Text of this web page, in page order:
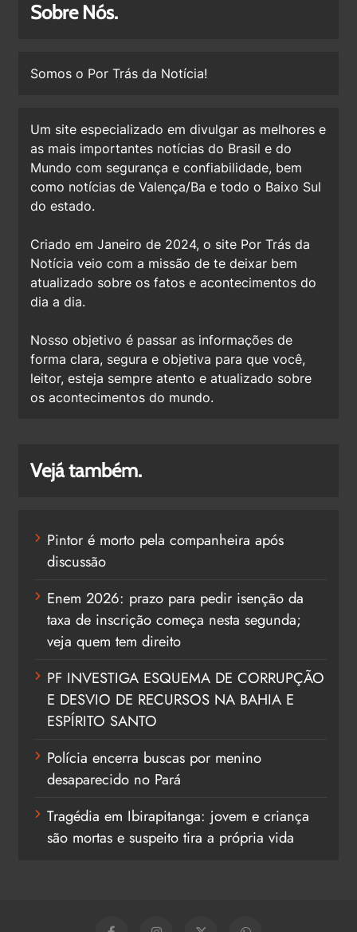
Sobre Nós.
Somos o Por Trás da Notícia!
Um site especializado em divulgar as melhores e
as mais importantes notícias do Brasil e do
Mundo com segurança e confiabilidade, bem
como notícias de Valença/Ba e todo o Baixo Sul
do estado.
Criado em Janeiro de 2024, o site Por Trás da
Notícia veio com a missão de te deixar bem
atualizado sobre os fatos e acontecimentos do
dia a dia.
Nosso objetivo é passar as informações de
forma clara, segura e objetiva para que você,
leitor, esteja sempre atento e atualizado sobre
os acontecimentos do mundo.
Vejá também.
Pintor é morto pela companheira após
discussão
Enem 2026: prazo para pedir isenção da
taxa de inscrição começa nesta segunda;
veja quem tem direito
PF INVESTIGA ESQUEMA DE CORRUPÇÃO
E DESVIO DE RECURSOS NA BAHIA E
ESPÍRITO SANTO
Polícia encerra buscas por menino
desaparecido no Pará
Tragédia em Ibirapitanga: jovem e criança
são mortas e suspeito tira a própria vida